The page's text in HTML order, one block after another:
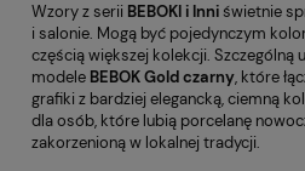
Wzory z serii BEBOKI i Inniświetnie
i salonie. Mogą być pojedynczym
częścią większej kolekcji. Szczególną
modele BEBOK Gold czarny, które
grafiki z bardziej elegancką, ciemną
dla osób, które lubią porcelanę
zakorzenioną w lokalnej tradycji.